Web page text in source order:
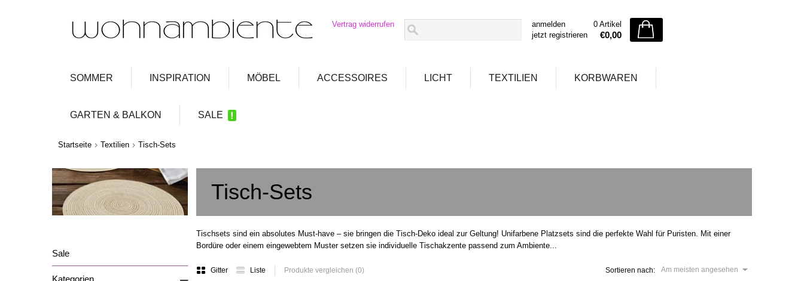
Vertrag widerrufen
anmelden
jetzt registrieren
0 Artikel
€0,00
SOMMER INSPIRATION MÖBEL ACCESSOIRES LICHT TEXTILIEN KORBWAREN
GARTEN & BALKON SALE
Startseite Textilien Tisch-Sets
Tisch-Sets
Tischsets sind ein absolutes Must-have – sie bringen die Tisch-Deko ideal zur Geltung! Unifarbene Platzsets sind die perfekte Wahl für Puristen. Mit einer
Bordüre oder einem eingewebtem Muster setzen sie individuelle Tischakzente passend zum Ambiente...
Gitter Liste Produkte vergleichen (0) Sortieren nach: Am meisten angesehen
Sale
Kategorien